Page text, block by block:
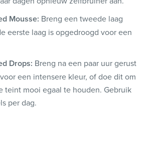
Mousse: Breng een tweede laag
eerste laag is opgedroogd voor een
Drops: Breng na een paar uur gerust
een intensere kleur, of doe dit om
teint mooi egaal te houden. Gebruik
per dag.